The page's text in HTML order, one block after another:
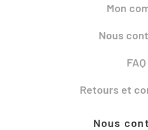
Mon
Nous
FAQ
Retours et
Nous